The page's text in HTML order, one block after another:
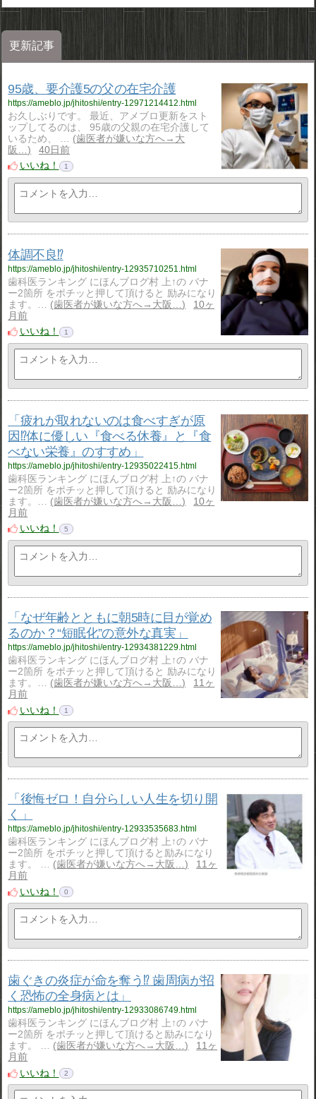
更新記事
95歳、要介護5の父の在宅介護
https://ameblo.jp/jhitoshi/entry-12971214412.html
お久しぶりです。 最近、アメブロ更新をスト
ップしてるのは、 95歳の父親の在宅介護して
いるため、 …
歯医者が嫌いな方へ→大
阪…
40日前
いいね！
1
体調不良⁉️
https://ameblo.jp/jhitoshi/entry-12935710251.html
歯科医ランキング にほんブログ村 上↑の バナ
ー2箇所 をポチッと押して頂けると 励みになり
ます。…
歯医者が嫌いな方へ→大阪…
10ヶ
月前
いいね！
1
「疲れが取れないのは食べすぎが原
因⁉️体に優しい『食べる休養』と『食
べない栄養』のすすめ」
https://ameblo.jp/jhitoshi/entry-12935022415.html
歯科医ランキング にほんブログ村 上↑の バナ
ー2箇所 をポチッと押して頂けると 励みになり
ます。…
歯医者が嫌いな方へ→大阪…
10ヶ
月前
いいね！
5
「なぜ年齢とともに朝5時に目が覚め
るのか？“短眠化”の意外な真実」
https://ameblo.jp/jhitoshi/entry-12934381229.html
歯科医ランキング にほんブログ村 上↑の バナ
ー2箇所 をポチッと押して頂けると 励みになり
ます。…
歯医者が嫌いな方へ→大阪…
11ヶ
月前
いいね！
1
「後悔ゼロ！自分らしい人生を切り開
く」
https://ameblo.jp/jhitoshi/entry-12933535683.html
歯科医ランキング にほんブログ村 上↑の バナ
ー2箇所 をポチッと押して頂けると励みになり
ます。 …
歯医者が嫌いな方へ→大阪…
11ヶ
月前
いいね！
0
歯ぐきの炎症が命を奪う⁉ 歯周病が招
く恐怖の全身病とは」
https://ameblo.jp/jhitoshi/entry-12933086749.html
歯科医ランキング にほんブログ村 上↑の バナ
ー2箇所 をポチッと押して頂けると励みになり
ます。 …
歯医者が嫌いな方へ→大阪…
11ヶ
月前
いいね！
2